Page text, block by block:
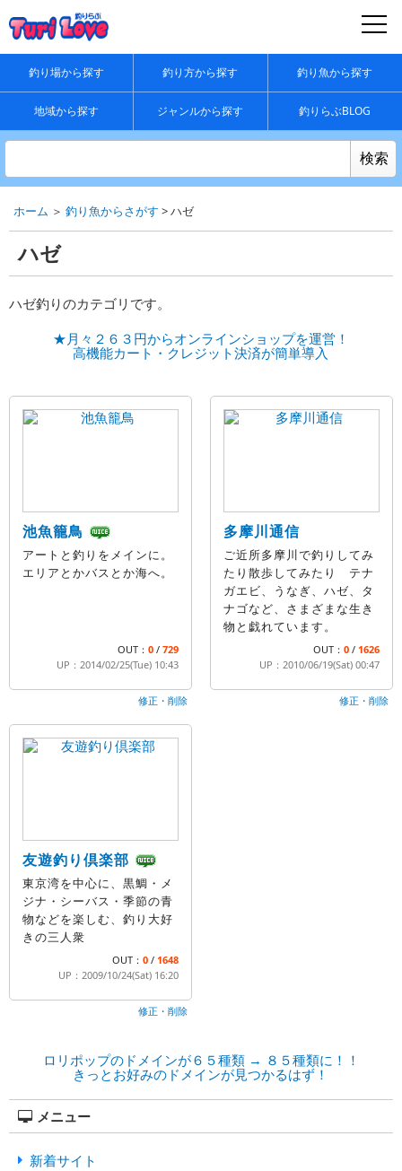
釣り場から探す 釣り方から探す 釣り魚から探す
地域から探す ジャンルから探す 釣りらぶBLOG
ホーム ＞ 釣り魚からさがす > ハゼ
ハゼ
ハゼ釣りのカテゴリです。
★月々２６３円からオンラインショップを運営！
高機能カート・クレジット決済が簡単導入
池魚籠鳥
アートと釣りをメインに。
エリアとかバスとか海へ。
OUT： 0 / 729
UP：2014/02/25(Tue) 10:43
修正・削除
多摩川通信
ご近所多摩川で釣りしてみ
たり散歩してみたり テナ
ガエビ、うなぎ、ハゼ、タ
ナゴなど、さまざまな生き
物と戯れています。
OUT： 0 / 1626
UP：2010/06/19(Sat) 00:47
修正・削除
友遊釣り倶楽部
東京湾を中心に、黒鯛・メ
ジナ・シーバス・季節の青
物などを楽しむ、釣り大好
きの三人衆
OUT： 0 / 1648
UP：2009/10/24(Sat) 16:20
修正・削除
ロリポップのドメインが６５種類 → ８５種類に！！
きっとお好みのドメインが見つかるはず！
メニュー
新着サイト